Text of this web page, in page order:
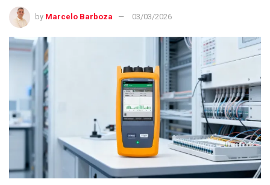
by Marcelo Barboza 03/03/2026